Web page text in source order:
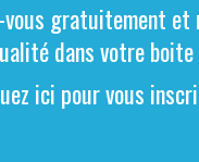
gratuitement et
dans votre boite
ici pour vous